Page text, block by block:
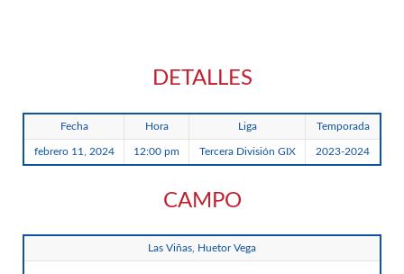
DETALLES
Fecha Hora Liga Temporada
febrero 11, 2024 12:00 pm Tercera División GIX 2023-2024
CAMPO
Las Viñas, Huetor Vega